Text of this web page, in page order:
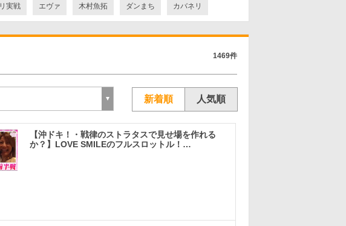
実戦 エヴァ 木村魚拓 ダンまち カバネリ
1469件
新着順 人気順
【沖ドキ！・戦律のストラタスで見せ場を作れる
か？】LOVE SMILEのフルスロットル！…